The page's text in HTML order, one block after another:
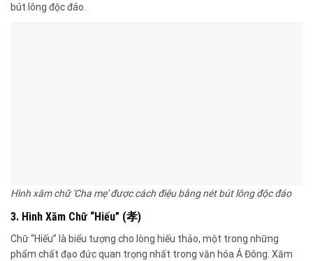
bút lông độc đáo.
Hình xăm chữ 'Cha mẹ' được cách điệu bằng nét bút lông độc đáo
3. Hình Xăm Chữ “Hiếu” (孝)
Chữ “Hiếu” là biểu tượng cho lòng hiếu thảo, một trong những
phẩm chất đạo đức quan trọng nhất trong văn hóa Á Đông. Xăm